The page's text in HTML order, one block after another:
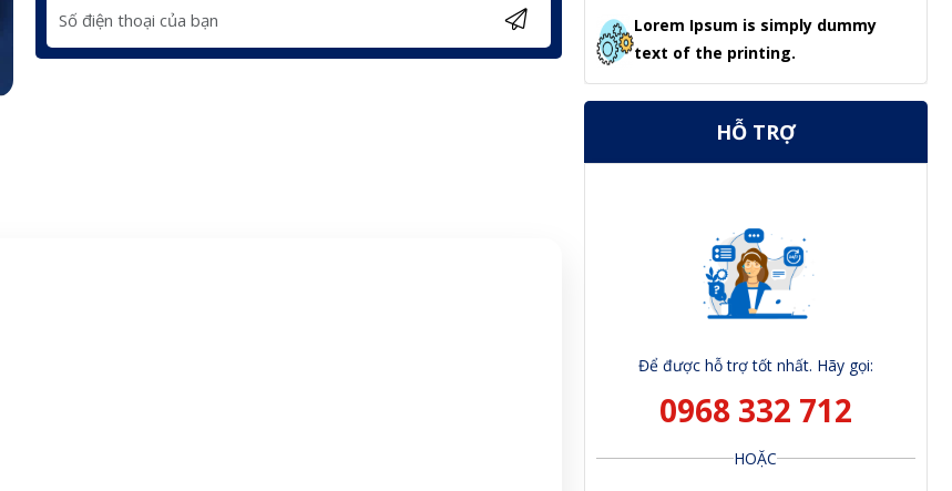
Lorem Ipsum is simply dummy
text of the printing.
HỖ TRỢ
Để được hỗ trợ tốt nhất. Hãy gọi:
0968 332 712
HOẶC